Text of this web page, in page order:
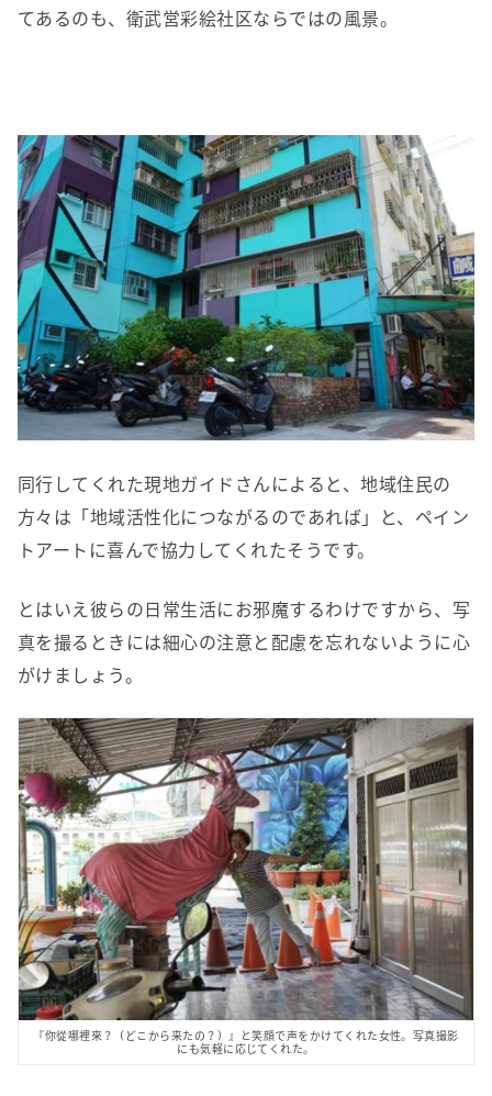
てあるのも、衛武営彩絵社区ならではの風景。
同行してくれた現地ガイドさんによると、地域住民の
方々は「地域活性化につながるのであれば」と、ペイン
トアートに喜んで協力してくれたそうです。
とはいえ彼らの日常生活にお邪魔するわけですから、写
真を撮るときには細心の注意と配慮を忘れないように心
がけましょう。
『你從哪裡來？（どこから来たの？）』と笑顔で声をかけてくれた女性。写真撮影
にも気軽に応じてくれた。